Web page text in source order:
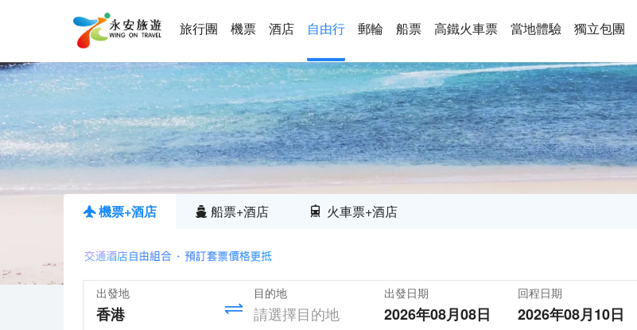
旅行團 機票 酒店 自由行 郵輪 船票 高鐵火車票 當地體驗 獨立包團
機票+酒店 船票+酒店 火車票+酒店
出發地 目的地 出發日期
2026年08月08日
回程日期
2026年08月10日